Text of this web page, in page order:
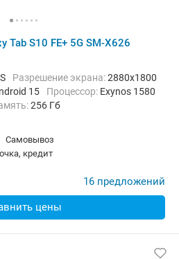
Tab S10 FE+ 5G SM-X626
Разрешение экрана:2880x1800
15 Процессор: Exynos 1580​
256 Гб
Самовывоз
кредит
16 предложений
цены